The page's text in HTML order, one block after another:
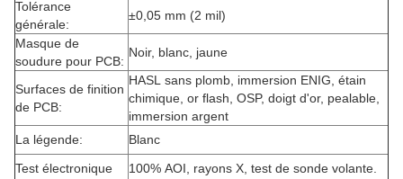
Tolérance
générale:
±0,05 mm (2 mil)
Masque de
soudure pour PCB:
Noir, blanc, jaune
Surfaces de finition
de PCB:
HASL sans plomb, immersion ENIG, étain
chimique, or flash, OSP, doigt d'or, pealable,
immersion argent
La légende:
Blanc
Test électronique
100% AOI, rayons X, test de sonde volante.